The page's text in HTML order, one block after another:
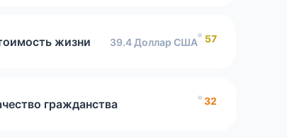
жизни 39.4 Доллар США 57
гражданства 32